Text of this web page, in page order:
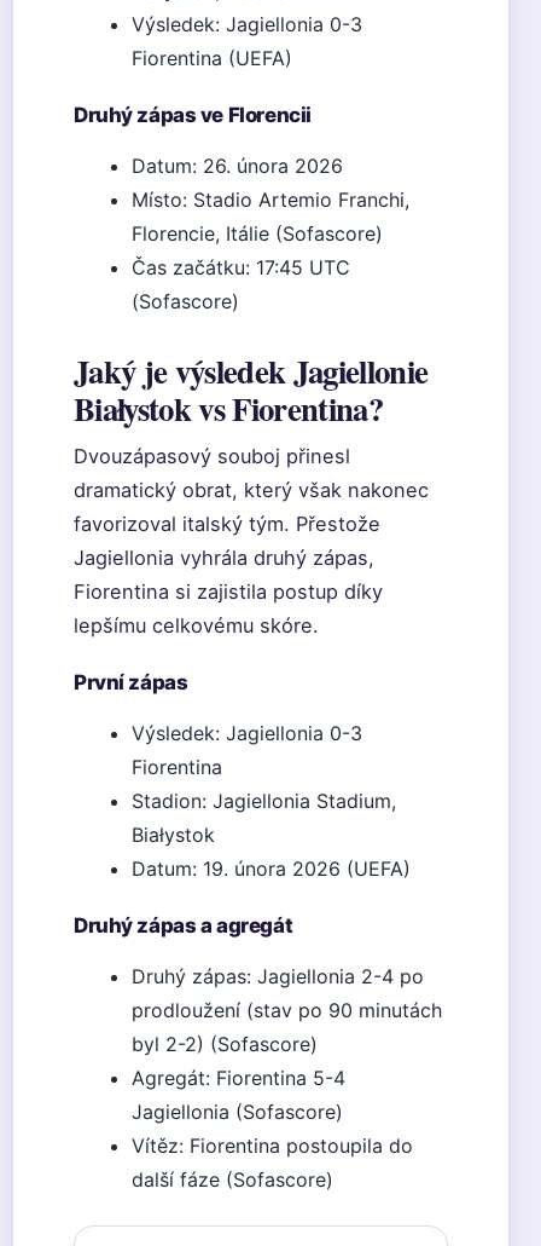
Výsledek: Jagiellonia 0-3
Fiorentina (UEFA)
Druhý zápas ve Florencii
Datum: 26. února 2026
Místo: Stadio Artemio Franchi,
Florencie, Itálie (Sofascore)
Čas začátku: 17:45 UTC
(Sofascore)
Jaký je výsledek Jagiellonie
Białystok vs Fiorentina?
Dvouzápasový souboj přinesl
dramatický obrat, který však nakonec
favorizoval italský tým. Přestože
Jagiellonia vyhrála druhý zápas,
Fiorentina si zajistila postup díky
lepšímu celkovému skóre.
První zápas
Výsledek: Jagiellonia 0-3
Fiorentina
Stadion: Jagiellonia Stadium,
Białystok
Datum: 19. února 2026 (UEFA)
Druhý zápas a agregát
Druhý zápas: Jagiellonia 2-4 po
prodloužení (stav po 90 minutách
byl 2-2) (Sofascore)
Agregát: Fiorentina 5-4
Jagiellonia (Sofascore)
Vítěz: Fiorentina postoupila do
další fáze (Sofascore)